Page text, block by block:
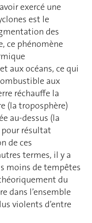
exercé une
est le
des
ce phénomène
aux océans, ce qui
aux
réchauffe la
(la troposphère)
au-dessus (la
pour résultat
de ces
termes, il y a
moins de tempêtes
du
dans l’ensemble
violents d’entre